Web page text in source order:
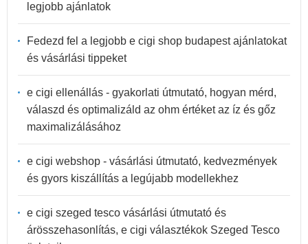
legjobb ajánlatok
Fedezd fel a legjobb e cigi shop budapest ajánlatokat
és vásárlási tippeket
e cigi ellenállás - gyakorlati útmutató, hogyan mérd,
válaszd és optimalizáld az ohm értéket az íz és gőz
maximalizálásához
e cigi webshop - vásárlási útmutató, kedvezmények
és gyors kiszállítás a legújabb modellekhez
e cigi szeged tesco vásárlási útmutató és
árösszehasonlítás, e cigi választékok Szeged Tesco